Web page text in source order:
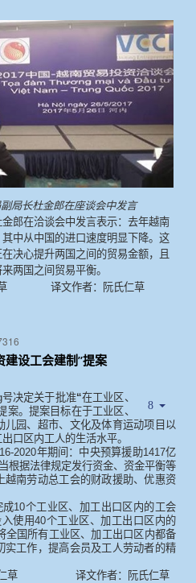
局长杜金郎在座谈会中发言
郎在洽谈会中发言表示：去年越南
中从中国的进口速度明显下降。这
决心提升两国之间的贸易金额，且
两国之间贸易平衡。
译文作者：阮氏仁草
建设工会建制”提案
号决定关于批准“在工业区、
案。提案目标在于工业区、
园、超市、文化及体育运动项目以
口区内工人的生活水平。
2020年期间：中央预算援助1417亿
根据法律规定发行资金、资金平衡等
越南劳动总工会的财政援助、优惠资
成10个工业区、加工出口区内的工会
使用40个工业区、加工出口区内的
全国所有工业区、加工出口区内都备
实工作，提高会员及工人劳动者的精
草
译文作者：阮氏仁草